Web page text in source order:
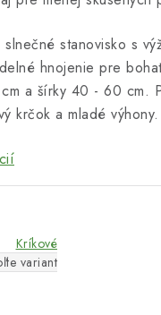
slnečné stanovisko s
hnojenie pre
a šírky 40 - 60 cm.
krčok a mladé výhony.
Kríkové
variant